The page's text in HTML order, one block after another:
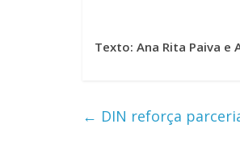
Texto: Ana Rita Paiva e
← DIN reforça